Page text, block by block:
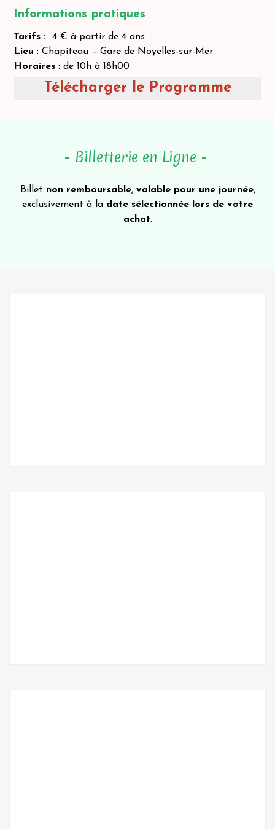
Informations pratiques
Tarifs :
4 € à partir de 4 ans
Lieu : Chapiteau – Gare de Noyelles-sur-Mer
Horaires : de 10h à 18h00
Télécharger le Programme
- Billetterie en Ligne -
Billet non remboursable, valable pour une journée,
exclusivement à la date sélectionnée lors de votre
achat.